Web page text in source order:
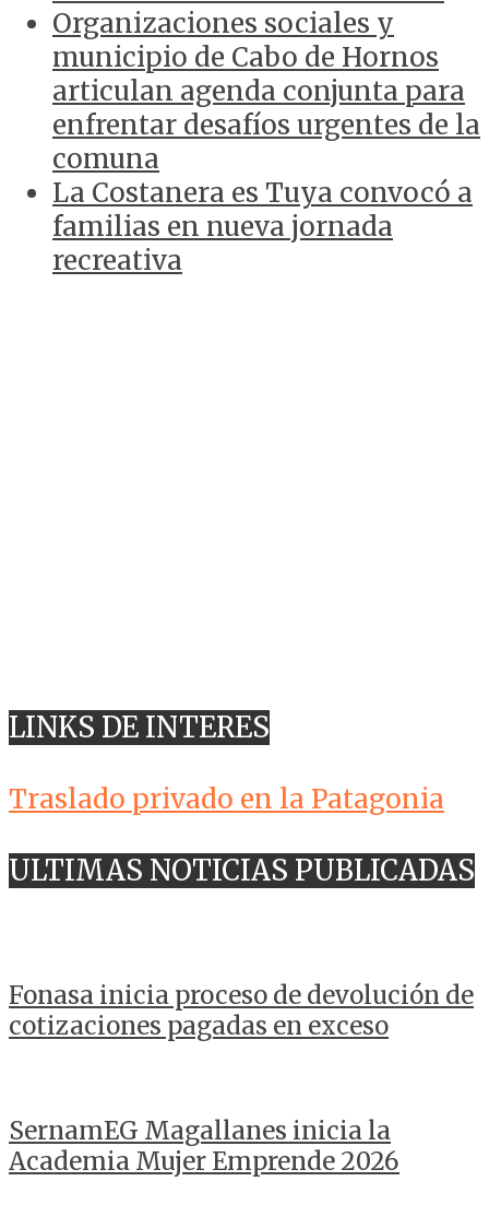
Organizaciones sociales y
municipio de Cabo de Hornos
articulan agenda conjunta para
enfrentar desafíos urgentes de la
comuna
La Costanera es Tuya convocó a
familias en nueva jornada
recreativa
LINKS DE INTERES
Traslado privado en la Patagonia
ULTIMAS NOTICIAS PUBLICADAS
Fonasa inicia proceso de devolución de
cotizaciones pagadas en exceso
SernamEG Magallanes inicia la
Academia Mujer Emprende 2026